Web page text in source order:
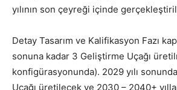
yılının son çeyreği içinde
Detay Tasarım ve Kalifikasyon Fazı
sonuna kadar 3 Geliştirme Uçağı
konfigürasyonunda). 2029 yılı
Uçağı üretilecek ve 2030 – 2040+